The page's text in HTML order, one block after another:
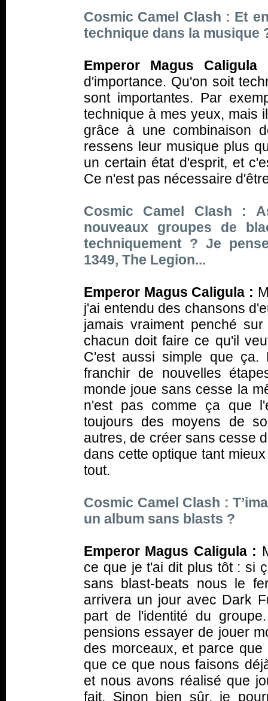
Cosmic Camel Clash : Et
technique dans la musique
Emperor Magus Caligula
d'importance. Qu'on soit
sont importantes. Par
technique à mes yeux, mais
grâce à une combinaison
ressens leur musique plus
un certain état d'esprit, et
Ce n'est pas nécessaire
Cosmic Camel Clash :
nouveaux groupes de
techniquement ? Je
1349, The Legion...
Emperor Magus Caligula :
j'ai entendu des chansons
jamais vraiment penché
chacun doit faire ce qu'il
C'est aussi simple que ça.
franchir de nouvelles
monde joue sans cesse la
n'est pas comme ça que
toujours des moyens de
autres, de créer sans cesse
dans cette optique tant
tout.
Cosmic Camel Clash :
un album sans blasts ?
Emperor Magus Caligula :
ce que je t'ai dit plus tôt : si
sans blast-beats nous le
arrivera un jour avec Dark
part de l'identité du
pensions essayer de jouer
des morceaux, et parce
que ce que nous faisons
et nous avons réalisé que
fait. Sinon bien sûr, je